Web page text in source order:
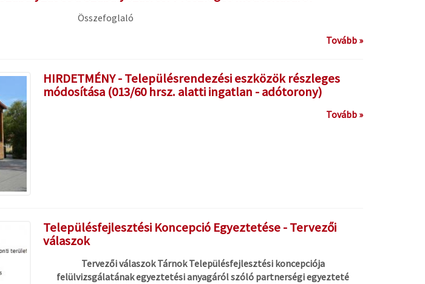
Összefoglaló
Tovább »
HIRDETMÉNY - Településrendezési eszközök részleges
módosítása (013/60 hrsz. alatti ingatlan - adótorony)
Tovább »
Településfejlesztési Koncepció Egyeztetése - Tervezői
válaszok
Tervezői válaszok Tárnok Településfejlesztési koncepciója
felülvizsgálatának egyeztetési anyagáról szóló partnerségi egyezteté